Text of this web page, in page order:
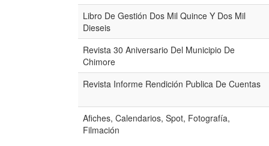
Libro De Gestión Dos Mil Quince Y Dos Mil
Dieseis
Revista 30 Aniversario Del Municipio De
Chimore
Revista Informe Rendición Publica De Cuentas
Afiches, Calendarios, Spot, Fotografía,
Filmación